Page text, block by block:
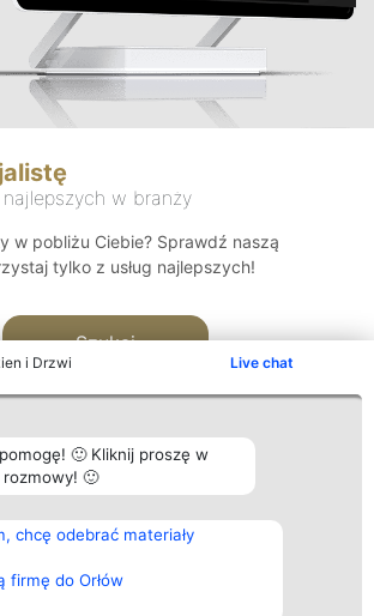
i Drzwi Live chat
🙂 Kliknij proszę w
🙂
chcę odebrać materiały
firmę do Orłów
w branży
w pobliżu Ciebie? Sprawdź naszą
tylko z usług najlepszych!
Szukaj
o.
Plebiscyt
Laureaci
wszystkich
Laureatów
Kontakt
Kontakt